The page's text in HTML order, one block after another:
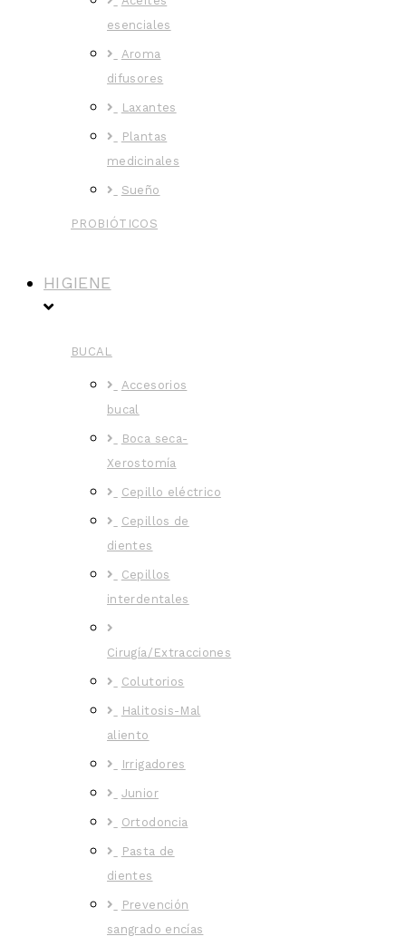
esenciales
Aroma
difusores
Laxantes
Plantas
medicinales
Sueño
PROBIÓTICOS
HIGIENE
BUCAL
Accesorios
bucal
Boca seca-
Xerostomía
Cepillo eléctrico
Cepillos de
dientes
Cepillos
interdentales
Cirugía/Extracciones
Colutorios
Halitosis-Mal
aliento
Irrigadores
Junior
Ortodoncia
Pasta de
dientes
Prevención
sangrado encías